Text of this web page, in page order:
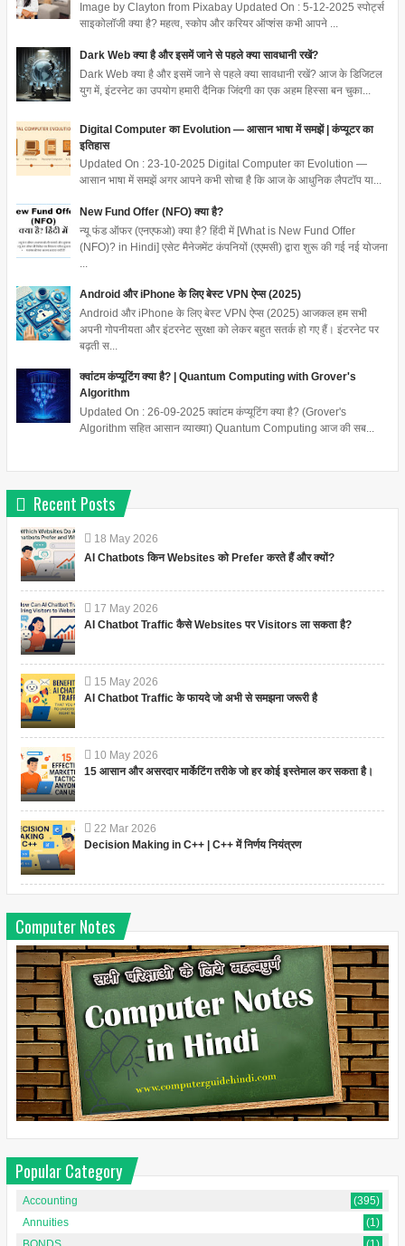
Image by Clayton from Pixabay Updated On : 5-12-2025 स्पोर्ट्स
साइकोलॉजी क्या है? महत्व, स्कोप और करियर ऑप्शंस कभी आपने ...
Dark Web क्या है और इसमें जाने से पहले क्या सावधानी रखें?
Dark Web क्या है और इसमें जाने से पहले क्या सावधानी रखें? आज के डिजिटल
युग में, इंटरनेट का उपयोग हमारी दैनिक जिंदगी का एक अहम हिस्सा बन चुका...
Digital Computer का Evolution — आसान भाषा में समझें | कंप्यूटर का
इतिहास
Updated On : 23-10-2025 Digital Computer का Evolution —
आसान भाषा में समझें अगर आपने कभी सोचा है कि आज के आधुनिक लैपटॉप या...
New Fund Offer (NFO) क्या है?
न्यू फंड ऑफर (एनएफओ) क्या है? हिंदी में [What is New Fund Offer
(NFO)? in Hindi] एसेट मैनेजमेंट कंपनियों (एएमसी) द्वारा शुरू की गई नई योजना
Android और iPhone के लिए बेस्ट VPN ऐप्स (2025)
Android और iPhone के लिए बेस्ट VPN ऐप्स (2025) आजकल हम सभी
अपनी गोपनीयता और इंटरनेट सुरक्षा को लेकर बहुत सतर्क हो गए हैं। इंटरनेट पर
बढ़ती स...
क्वांटम कंप्यूटिंग क्या है? | Quantum Computing with Grover's
Algorithm
Updated On : 26-09-2025 क्वांटम कंप्यूटिंग क्या है? (Grover's
Algorithm सहित आसान व्याख्या) Quantum Computing आज की सब...
Recent Posts
18 May 2026
AI Chatbots किन Websites को Prefer करते हैं और क्यों?
17 May 2026
AI Chatbot Traffic कैसे Websites पर Visitors ला सकता है?
15 May 2026
AI Chatbot Traffic के फायदे जो अभी से समझना जरूरी है
10 May 2026
15 आसान और असरदार मार्केटिंग तरीके जो हर कोई इस्तेमाल कर सकता है।
22 Mar 2026
Decision Making in C++ | C++ में निर्णय नियंत्रण
Computer Notes
Popular Category
Accounting
(395)
Annuities
(1)